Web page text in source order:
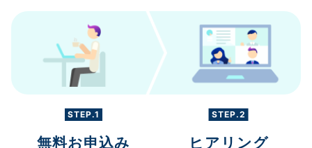
STEP.1
無料お申込み
STEP.2
ヒアリング